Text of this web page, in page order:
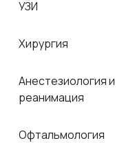
УЗИ
Хирургия
Анестезиология и
реанимация
Офтальмология